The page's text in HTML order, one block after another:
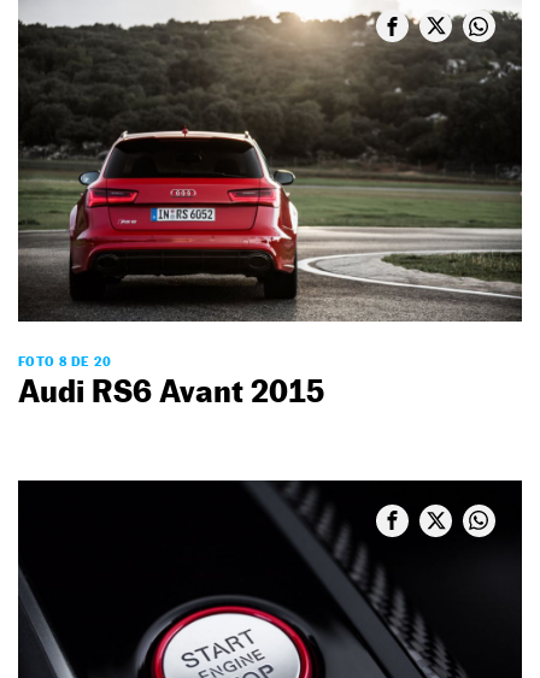
FOTO 8 DE 20
Audi RS6 Avant 2015